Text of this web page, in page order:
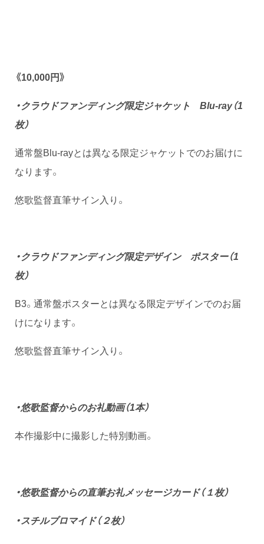
《10,000円》
・クラウドファンディング限定ジャケット Blu-ray（1
枚）
通常盤Blu-rayとは異なる限定ジャケットでのお届けに
なります。
悠歌監督直筆サイン入り。
・クラウドファンディング限定デザイン ポスター（1
枚）
B3。通常盤ポスターとは異なる限定デザインでのお届
けになります。
悠歌監督直筆サイン入り。
・悠歌監督からのお礼動画（1本）
本作撮影中に撮影した特別動画。
・悠歌監督からの直筆お礼メッセージカード（１枚）
・スチルブロマイド（２枚）